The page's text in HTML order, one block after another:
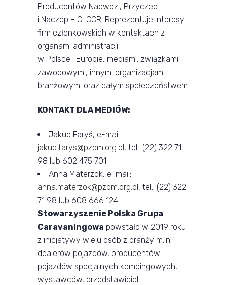
Producentów Nadwozi, Przyczep
i Naczep – CLCCR. Reprezentuje interesy
firm członkowskich w kontaktach z
organami administracji
w Polsce i Europie, mediami, związkami
zawodowymi, innymi organizacjami
branżowymi oraz całym społeczeństwem.
KONTAKT DLA MEDIÓW:
Jakub Faryś, e-mail:
jakub.farys@pzpm.org.pl, tel.: (22) 322 71
98 lub 602 475 701
Anna Materzok, e-mail:
anna.materzok@pzpm.org.pl, tel.: (22) 322
71 98 lub 608 666 124
Stowarzyszenie Polska Grupa
Caravaningowa powstało w 2019 roku
z inicjatywy wielu osób z branży m.in.
dealerów pojazdów, producentów
pojazdów specjalnych kempingowych,
wystawców, przedstawicieli